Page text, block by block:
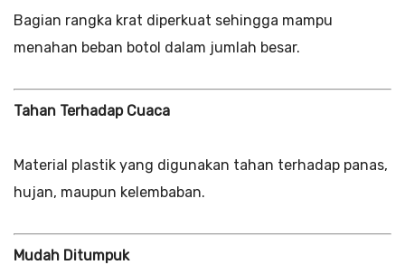
Bagian rangka krat diperkuat sehingga mampu
menahan beban botol dalam jumlah besar.
Tahan Terhadap Cuaca
Material plastik yang digunakan tahan terhadap panas,
hujan, maupun kelembaban.
Mudah Ditumpuk